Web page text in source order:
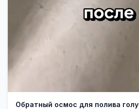
Обратный осмос для полива